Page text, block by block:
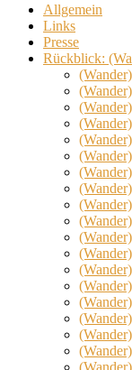
Allgemein
Links
Presse
Rückblick: